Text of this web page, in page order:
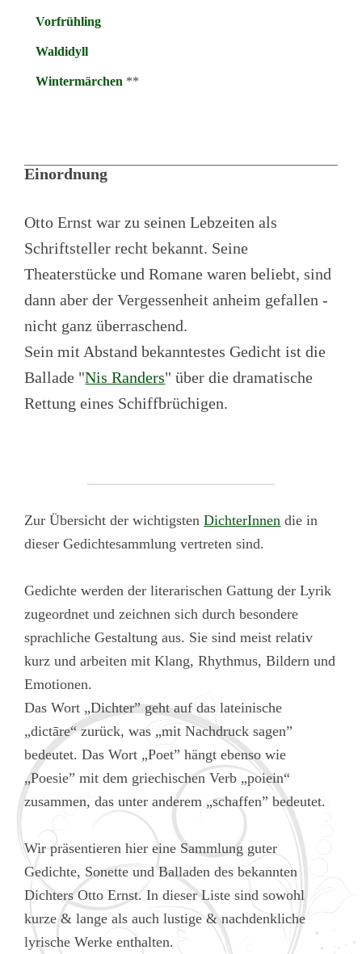
Vorfrühling
Waldidyll
Wintermärchen **
Einordnung
Otto Ernst war zu seinen Lebzeiten als
Schriftsteller recht bekannt. Seine
Theaterstücke und Romane waren beliebt, sind
dann aber der Vergessenheit anheim gefallen -
nicht ganz überraschend.
Sein mit Abstand bekanntestes Gedicht ist die
Ballade "Nis Randers" über die dramatische
Rettung eines Schiffbrüchigen.
Zur Übersicht der wichtigstenDichterInnen die in
dieser Gedichtesammlung vertreten sind.
Gedichte werden der literarischen Gattung der Lyrik
zugeordnet und zeichnen sich durch besondere
sprachliche Gestaltung aus. Sie sind meist relativ
kurz und arbeiten mit Klang, Rhythmus, Bildern und
Emotionen.
Das Wort „Dichter” geht auf das lateinische
„dictāre“ zurück, was „mit Nachdruck sagen”
bedeutet. Das Wort „Poet” hängt ebenso wie
„Poesie” mit dem griechischen Verb „poiein“
zusammen, das unter anderem „schaffen” bedeutet.
Wir präsentieren hier eine Sammlung guter
Gedichte, Sonette und Balladen des bekannten
Dichters Otto Ernst. In dieser Liste sind sowohl
kurze & lange als auch lustige & nachdenkliche
lyrische Werke enthalten.